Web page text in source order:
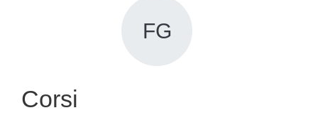
FG
Corsi